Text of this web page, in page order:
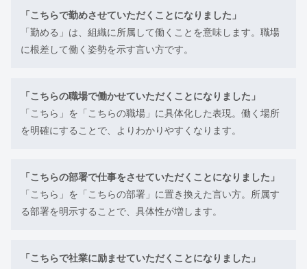
「こちらで勤めさせていただくことになりました」
「勤める」は、組織に所属して働くことを意味します。職場
に根差して働く姿勢を示す言い方です。
「こちらの職場で働かせていただくことになりました」
「こちら」を「こちらの職場」に具体化した表現。働く場所
を明確にすることで、よりわかりやすくなります。
「こちらの部署で仕事をさせていただくことになりました」
「こちら」を「こちらの部署」に置き換えた言い方。所属す
る部署を明示することで、具体性が増します。
「こちらで社業に励ませていただくことになりました」